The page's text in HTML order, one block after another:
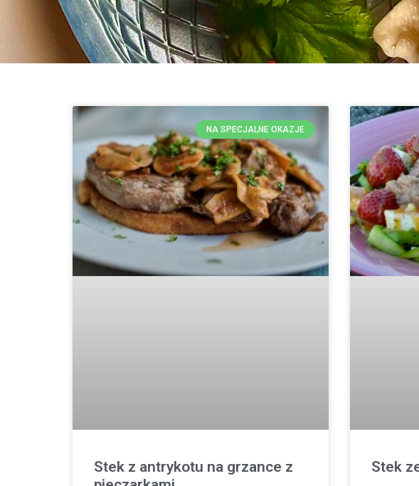
NA SPECJALNE OKAZJE
Stek z antrykotu na grzance z
Stek